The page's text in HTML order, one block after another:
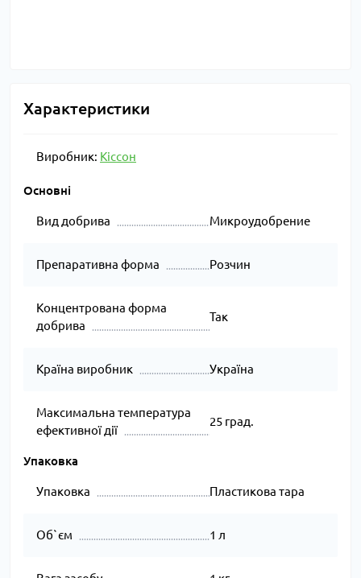
Характеристики
Виробник: Кіссон
Основні
Вид добрива Микроудобрение
Препаративна форма Розчин
Концентрована форма
добрива
Так
Країна виробник Україна
Максимальна температура
ефективної дії
25 град.
Упаковка
Упаковка Пластикова тара
Об`єм 1 л